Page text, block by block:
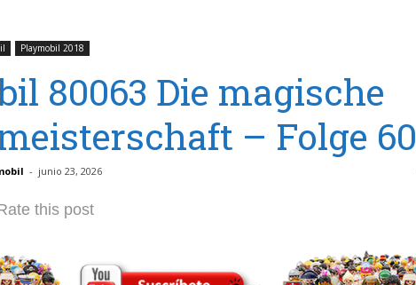
Playmobil 2018
80063 Die magische
– Folge 60
- junio 23, 2026
this post